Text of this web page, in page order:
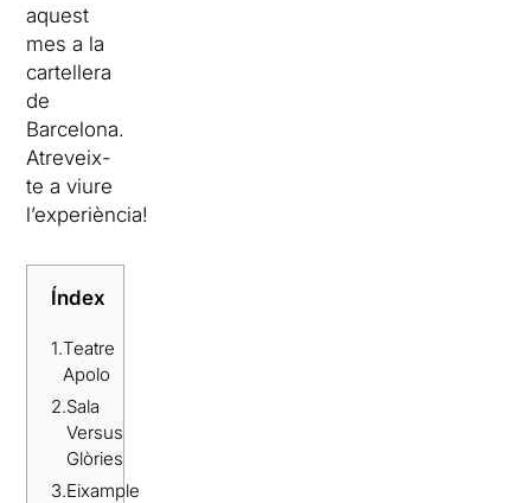
aquest
mes a la
cartellera
de
Barcelona.
Atreveix-
te a viure
l’experiència!
Índex
1.Teatre
Apolo
2.Sala
Versus
Glòries
3.Eixample